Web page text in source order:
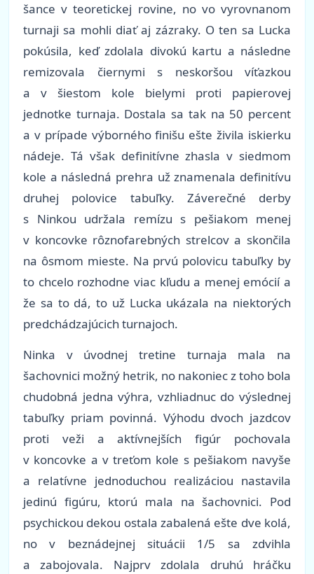
šance v teoretickej rovine, no vo vyrovnanom
turnaji sa mohli diať aj zázraky. O ten sa Lucka
pokúsila, keď zdolala divokú kartu a následne
remizovala čiernymi s neskoršou víťazkou
a v šiestom kole bielymi proti papierovej
jednotke turnaja. Dostala sa tak na 50 percent
a v prípade výborného finišu ešte živila iskierku
nádeje. Tá však definitívne zhasla v siedmom
kole a následná prehra už znamenala definitívu
druhej polovice tabuľky. Záverečné derby
s Ninkou udržala remízu s pešiakom menej
v koncovke rôznofarebných strelcov a skončila
na ôsmom mieste. Na prvú polovicu tabuľky by
to chcelo rozhodne viac kľudu a menej emócií a
že sa to dá, to už Lucka ukázala na niektorých
predchádzajúcich turnajoch.
Ninka v úvodnej tretine turnaja mala na
šachovnici možný hetrik, no nakoniec z toho bola
chudobná jedna výhra, vzhliadnuc do výslednej
tabuľky priam povinná. Výhodu dvoch jazdcov
proti veži a aktívnejších figúr pochovala
v koncovke a v treťom kole s pešiakom navyše
a relatívne jednoduchou realizáciou nastavila
jedinú figúru, ktorú mala na šachovnici. Pod
psychickou dekou ostala zabalená ešte dve kolá,
no v beznádejnej situácii 1/5 sa zdvihla
a zabojovala. Najprv zdolala druhú hráčku